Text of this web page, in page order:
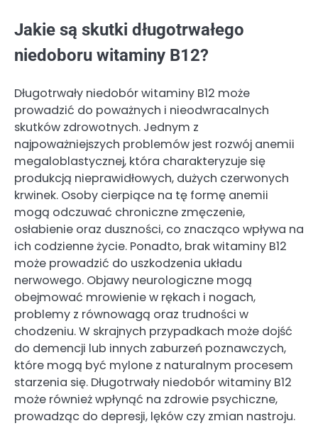
Jakie są skutki długotrwałego
niedoboru witaminy B12?
Długotrwały niedobór witaminy B12 może
prowadzić do poważnych i nieodwracalnych
skutków zdrowotnych. Jednym z
najpoważniejszych problemów jest rozwój anemii
megaloblastycznej, która charakteryzuje się
produkcją nieprawidłowych, dużych czerwonych
krwinek. Osoby cierpiące na tę formę anemii
mogą odczuwać chroniczne zmęczenie,
osłabienie oraz duszności, co znacząco wpływa na
ich codzienne życie. Ponadto, brak witaminy B12
może prowadzić do uszkodzenia układu
nerwowego. Objawy neurologiczne mogą
obejmować mrowienie w rękach i nogach,
problemy z równowagą oraz trudności w
chodzeniu. W skrajnych przypadkach może dojść
do demencji lub innych zaburzeń poznawczych,
które mogą być mylone z naturalnym procesem
starzenia się. Długotrwały niedobór witaminy B12
może również wpłynąć na zdrowie psychiczne,
prowadząc do depresji, lęków czy zmian nastroju.